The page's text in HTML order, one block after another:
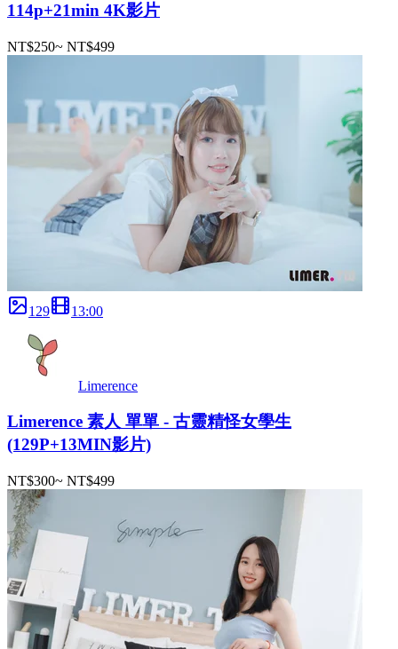
114p+21min 4K影片
NT$250~ NT$499
129 13:00
Limerence
Limerence 素人 單單 - 古靈精怪女學生
(129P+13MIN影片)
NT$300~ NT$499